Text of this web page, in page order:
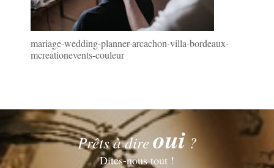
mariage-wedding-planner-arcachon-villa-bordeaux-
mcreationevents-couleur
Prêts à direoui ?
Dites-nous tout !